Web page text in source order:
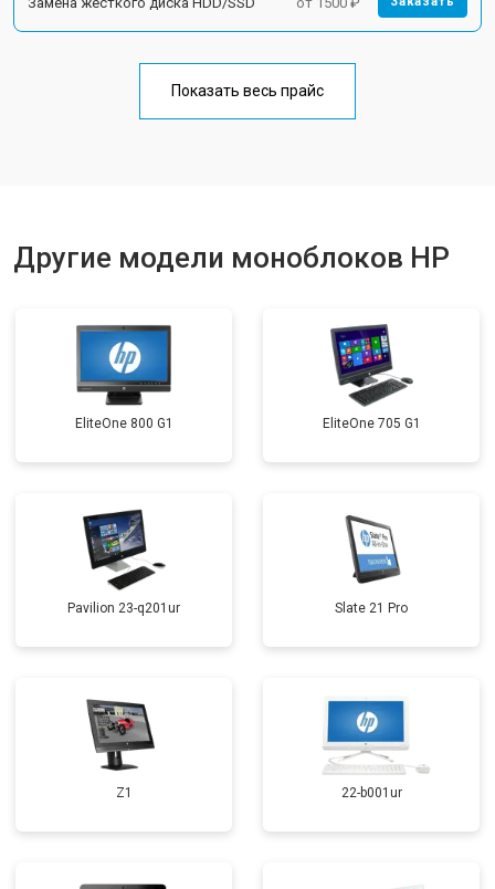
Показать весь прайс
Другие модели моноблоков HP
EliteOne 800 G1 EliteOne 705 G1
Pavilion 23-q201ur Slate 21 Pro
Z1 22-b001ur